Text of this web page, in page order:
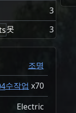
3
못
3
조명
수작업 x70
Electric